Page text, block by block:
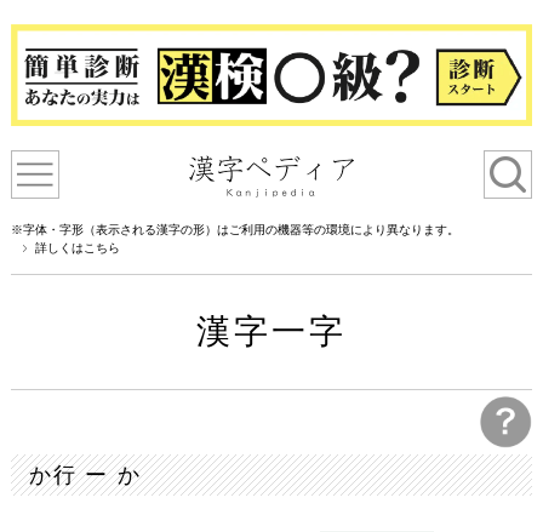
※字体・字形（表示される漢字の形）はご利用の機器等の環境により異なります。
詳しくはこちら
漢字一字
か行 ー か